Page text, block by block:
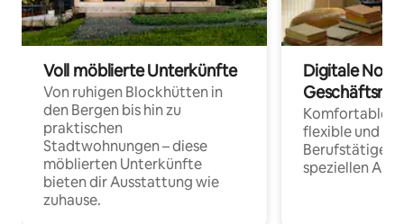
Voll möblierte Unterkünfte
Von ruhigen Blockhütten in
den Bergen bis hin zu
praktischen
Stadtwohnungen – diese
möblierten Unterkünfte
bieten dir Ausstattung wie
zuhause.
Digitale
Komfortable
flexible und
Berufstätige
speziellen